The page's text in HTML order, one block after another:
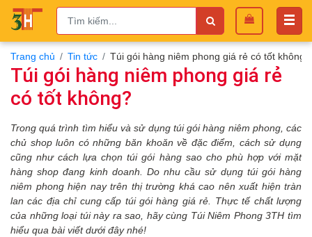
Trang chủ Tin tức Túi gói hàng niêm phong giá rẻ có tốt không?
Túi gói hàng niêm phong giá rẻ
có tốt không?
Trong quá trình tìm hiểu và sử dụng túi gói hàng niêm phong, các
chủ shop luôn có những băn khoăn về đặc điểm, cách sử dụng
cũng như cách lựa chọn túi gói hàng sao cho phù hợp với mặt
hàng shop đang kinh doanh.
Do nhu cầu sử dụng túi gói hàng
niêm phong hiện nay trên thị trường khá cao nên xuất hiện tràn
lan các địa chỉ cung cấp túi gói hàng giá rẻ. Thực tế chất lượng
của những loại túi này ra sao, hãy cùng Túi Niêm Phong 3TH tìm
hiểu qua bài viết dưới đây nhé!